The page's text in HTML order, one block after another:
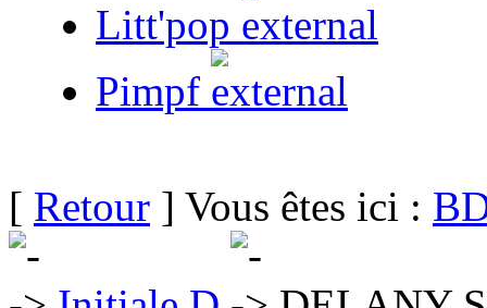
Litt'pop
Pimpf
[ Retour ] Vous êtes ici :